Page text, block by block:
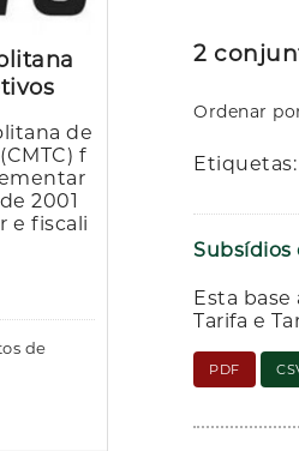
de
f
2001
e fiscali
de
2
Ordenar
Etiquetas:
Subsídios
Esta
Tarifa e
PDF